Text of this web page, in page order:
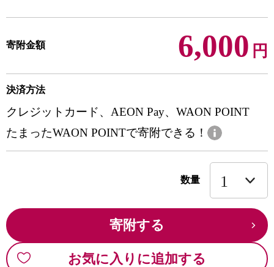
寄附金額 6,000 円
決済方法
クレジットカード、AEON Pay、WAON POINT
たまったWAON POINTで寄附できる！
数量
寄附する
お気に入りに追加する